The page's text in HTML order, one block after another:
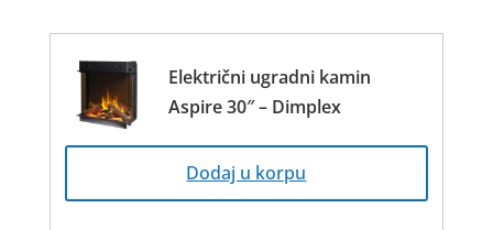
изабране
на
страници
производа.
Električni ugradni kamin
Aspire 30″ – Dimplex
Dodaj u korpu